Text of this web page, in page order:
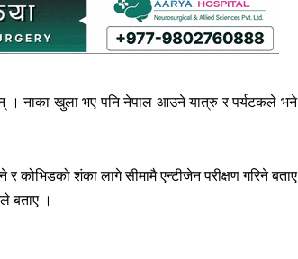
। नाका खुला भए पनि नेपाल आउने यात्रु र पर्यटकले भने
र कोभिडको शंका लागे सीमामै एन्टीजेन परीक्षण गरिने बताए
बताए ।